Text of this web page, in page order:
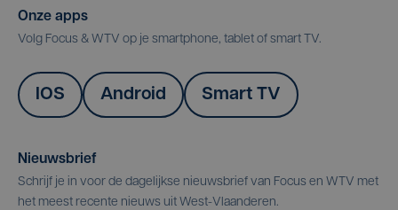
Onze apps
Volg Focus & WTV op je smartphone, tablet of smart TV.
IOS Android Smart TV
Nieuwsbrief
Schrijf je in voor de dagelijkse nieuwsbrief van Focus en WTV met
het meest recente nieuws uit West-Vlaanderen.